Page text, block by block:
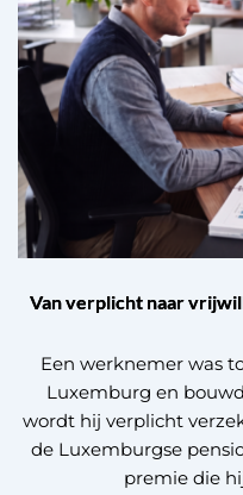
Van verplicht naar
Een werknemer was
Luxemburg en
wordt hij verplicht
de Luxemburgse
premie die